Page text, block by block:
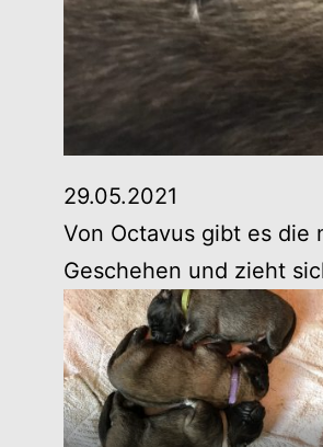
29.05.2021
Von Octavus gibt es die
Geschehen und zieht